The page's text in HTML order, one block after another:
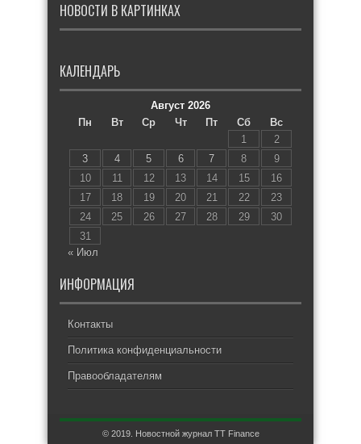
НОВОСТИ В КАРТИНКАХ
КАЛЕНДАРЬ
Август 2026
Пн
Вт Ср Чт Пт Сб
Вс
1
2
3
4 5 6 7 8
9
10
11 12 13 14 15
16
17
18 19 20 21 22
23
24
25 26 27 28 29
30
31
« Июл
ИНФОРМАЦИЯ
Контакты
Политика конфиденциальности
Правообладателям
© 2019. Новостной журнал TT Finance